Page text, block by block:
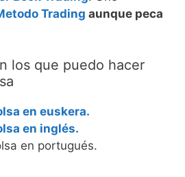
Trading aunque peca
los que puedo hacer
en euskera.
en inglés.
en portugués.